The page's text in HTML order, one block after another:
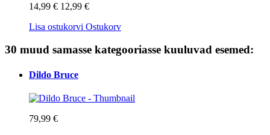
14,99 € 12,99 €
Lisa ostukorvi Ostukorv
30 muud samasse kategooriasse kuuluvad esemed:
Dildo Bruce
79,99 €